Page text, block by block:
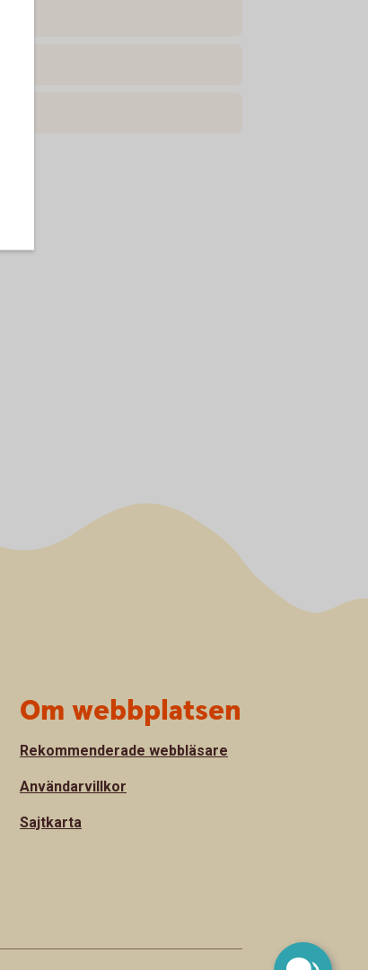
Om webbplatsen
Rekommenderade webbläsare
Användarvillkor
Sajtkarta